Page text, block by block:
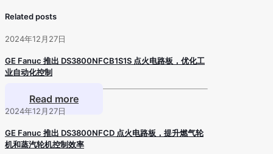
Related posts
2024年12月27日
GE Fanuc 推出 DS3800NFCB1S1S 点火电路板，优化工
业自动化控制
Read more
2024年12月27日
GE Fanuc 推出 DS3800NFCD 点火电路板，提升燃气轮
机和蒸汽轮机控制效率